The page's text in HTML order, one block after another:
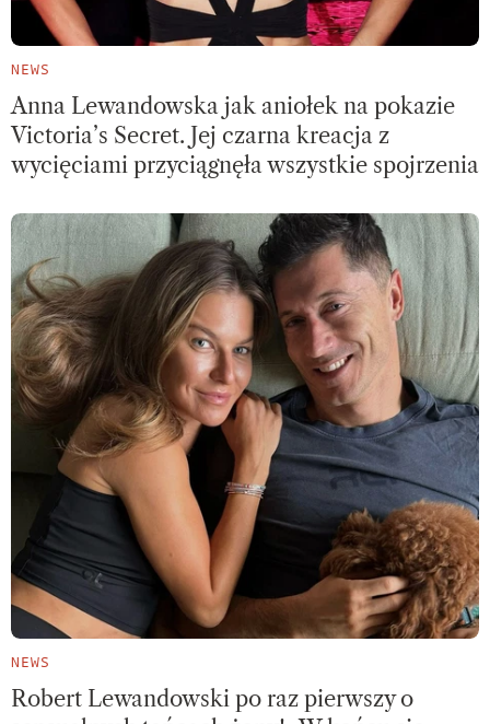
NEWS
Anna Lewandowska jak aniołek na pokazie
Victoria’s Secret. Jej czarna kreacja z
wycięciami przyciągnęła wszystkie spojrzenia
NEWS
Robert Lewandowski po raz pierwszy o